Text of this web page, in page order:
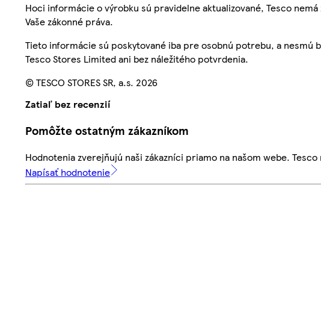
Hoci informácie o výrobku sú pravidelne aktualizované, Tesco
Vaše zákonné práva.
Tieto informácie sú poskytované iba pre osobnú potrebu, a nesmú
Tesco Stores Limited ani bez náležitého potvrdenia.
© TESCO STORES SR, a.s. 2026
Zatiaľ bez recenzií
Pomôžte ostatným zákazníkom
Hodnotenia zverejňujú naši zákazníci priamo na našom webe.
Napísať hodnotenie